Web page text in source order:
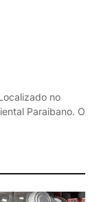
no
Paraibano. O